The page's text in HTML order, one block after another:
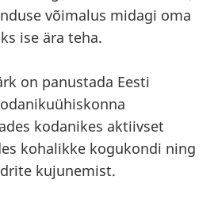
võimalus midagi oma
ise ära teha.
on panustada Eesti
kodanikes aktiivset
kohalikke kogukondi ning
kujunemist.